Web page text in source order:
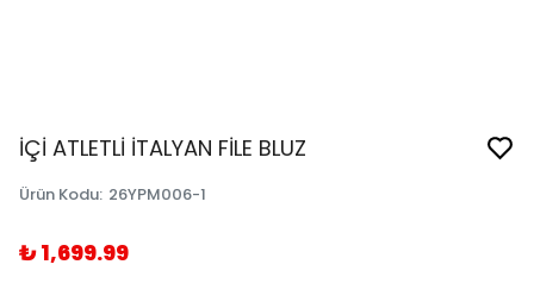
İÇİ ATLETLİ İTALYAN FİLE BLUZ
Ürün Kodu: 26YPM006-1
₺ 1,699.99